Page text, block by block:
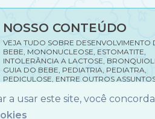
a usar este site, você
NOSSO CONTEÚDO
VEJA TUDO SOBRE DESENVOLVIMENTO
BEBE, MONONUCLEOSE, ESTOMATITE,
INTOLERÂNCIA A LACTOSE,
GUIA DO BEBE, PEDIATRIA, PEDIATRA,
PEDICULOSE, ENTRE OUTROS